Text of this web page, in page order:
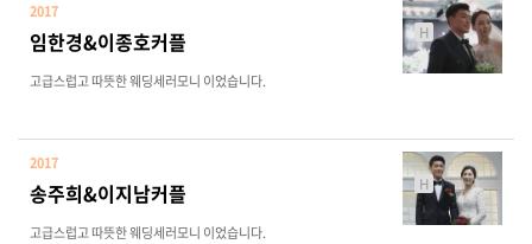
H
2017
임한경&이종호커플
고급스럽고 따뜻한 웨딩세러모니 이었습니다.
H
2017
송주희&이지남커플
고급스럽고 따뜻한 웨딩세러모니 이었습니다.